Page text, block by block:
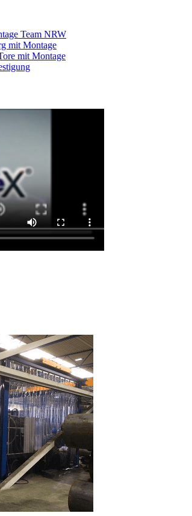
Team NRW
mit Montage
mit Montage